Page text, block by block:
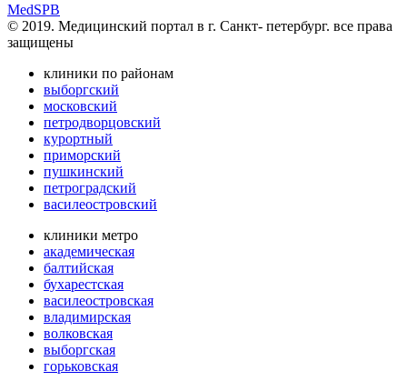
MedSPB
© 2019. Медицинский портал в г. Санкт- петербург. все права
защищены
клиники по районам
выборгский
московский
петродворцовский
курортный
приморский
пушкинский
петроградский
василеостровский
клиники метро
академическая
балтийская
бухарестская
василеостровская
владимирская
волковская
выборгская
горьковская